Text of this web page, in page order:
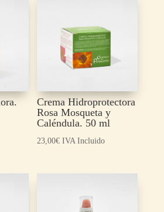
Crema Hidroprotectora
Rosa Mosqueta y
Caléndula. 50 ml
23,00€ IVA Incluido